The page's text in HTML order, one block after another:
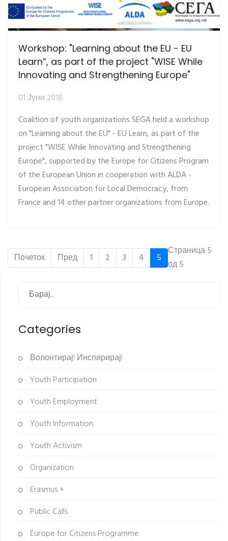
Workshop: "Learning about the EU - EU
Learn”, as part of the project "WISE While
Innovating and Strengthening Europe"
01 Јуни 2018
Coalition of youth organizations SEGA held a workshop
on "Learning about the EU" - EU Learn, as part of the
project "WISE While Innovating and Strengthening
Europe", supported by the Europe for Citizens Program
of the European Union in cooperation with ALDA -
European Association for Local Democracy, from
France and 14 other partner organizations from Europe.
Почеток Пред 1 2 3 4 5
Страница 5
од 5
Categories
Волонтирај! Инспирирај!
Youth Participation
Youth Employment
Youth Information
Youth Activism
Organization
Erasmus +
Public Calls
Europe for Citizens Programme